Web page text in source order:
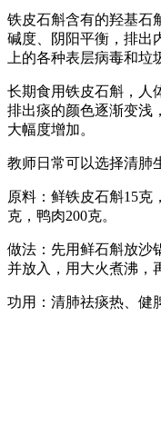
铁皮石斛含有的羟基石
碱度、阴阳平衡，排出
上的各种表层病毒和垃
长期食用铁皮石斛，人
排出痰的颜色逐渐变浅
大幅度增加。
教师日常可以选择清肺
原料：鲜铁皮石斛15克
克，鸭肉200克。
做法：先用鲜石斛放沙
并放入，用大火煮沸，
功用：清肺祛痰热、健